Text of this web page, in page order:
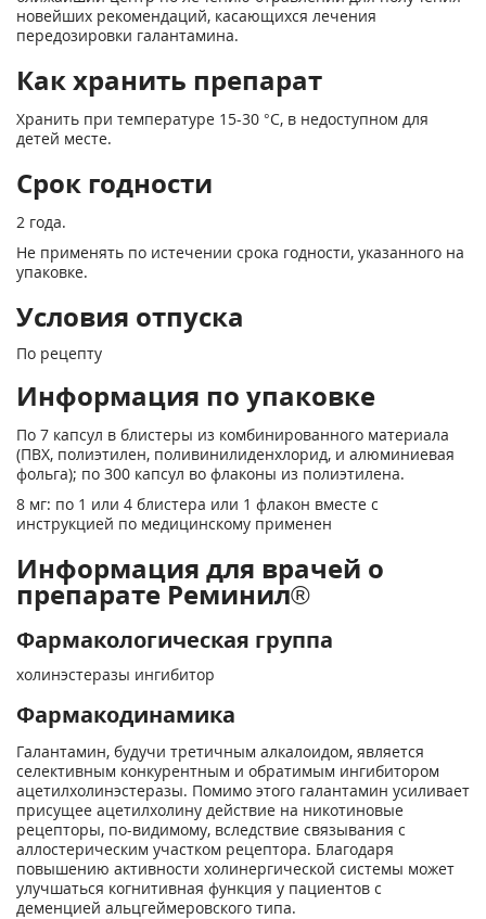
новейших рекомендаций, касающихся лечения
передозировки галантамина.
Как хранить препарат
Хранить при температуре 15-30 °С, в недоступном для
детей месте.
Срок годности
2 года.
Не применять по истечении срока годности, указанного на
упаковке.
Условия отпуска
По рецепту
Информация по упаковке
По 7 капсул в блистеры из комбинированного материала
(ПВХ, полиэтилен, поливинилиденхлорид, и алюминиевая
фольга); по 300 капсул во флаконы из полиэтилена.
8 мг: по 1 или 4 блистера или 1 флакон вместе с
инструкцией по медицинскому применен
Информация для врачей о
препарате Реминил®
Фармакологическая группа
холинэстеразы ингибитор
Фармакодинамика
Галантамин, будучи третичным алкалоидом, является
селективным конкурентным и обратимым ингибитором
ацетилхолинэстеразы. Помимо этого галантамин усиливает
присущее ацетилхолину действие на никотиновые
рецепторы, по-видимому, вследствие связывания с
аллостерическим участком рецептора. Благодаря
повышению активности холинергической системы может
улучшаться когнитивная функция у пациентов с
деменцией альцгеймеровского типа.